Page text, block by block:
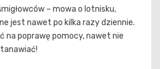
– mowa o lotnisku,
jest nawet po kilka razy dziennie.
na poprawę pomocy, nawet nie